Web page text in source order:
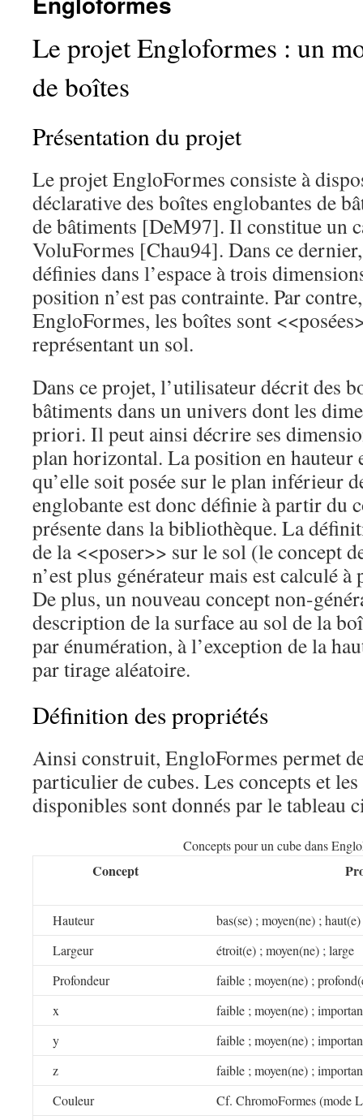
Le projet Engloformes : un
de boîtes
Présentation du projet
Le projet EngloFormes consiste à
déclarative des boîtes englobantes de
de bâtiments [DeM97]. Il constitue un
VoluFormes [Chau94]. Dans ce
définies dans l’espace à trois
position n’est pas contrainte. Par
EngloFormes, les boîtes sont
représentant un sol.
Dans ce projet, l’utilisateur décrit des
bâtiments dans un univers dont les
priori. Il peut ainsi décrire ses
plan horizontal. La position en hauteur
qu’elle soit posée sur le plan inférieur
englobante est donc définie à partir du
présente dans la bibliothèque. La
de la <<poser>> sur le sol (le concept
n’est plus générateur mais est calculé
De plus, un nouveau concept non-
description de la surface au sol de la
par énumération, à l’exception de la
par tirage aléatoire.
Définition des propriétés
Ainsi construit, EngloFormes permet
particulier de cubes. Les concepts et
disponibles sont donnés par le tableau
Concept
Hauteur
bas(se) ; moyen(ne) ; haut(e)
Largeur
étroit(e) ; moyen(ne) ; large
Profondeur
faible ; moyen(ne) ;
x
faible ; moyen(ne) ;
y
faible ; moyen(ne) ;
z
faible ; moyen(ne) ;
Couleur
Cf. ChromoFormes (mode
Concepts pour un cube dans